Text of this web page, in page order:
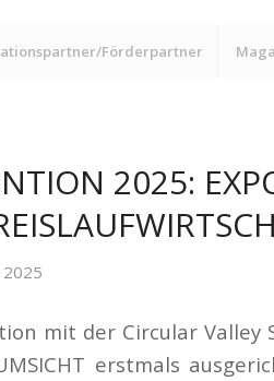
Förderpartner
2025:
2025
mit der Circular Valley
erstmals